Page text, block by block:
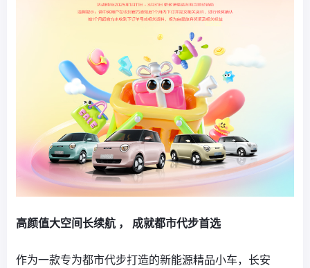
高颜值大空间长续航 ， 成就都市代步首选
作为一款专为都市代步打造的新能源精品小车，长安